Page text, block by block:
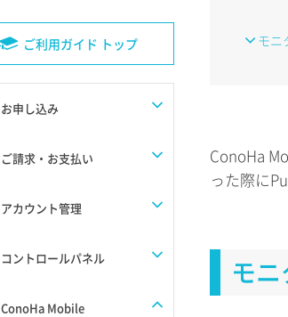
ご利用ガイド トップ
お申し込み
ご請求・お支払い
アカウント管理
コントロールパネル
ConoHa Mobile
モニ
ConoHa
った際に
モ